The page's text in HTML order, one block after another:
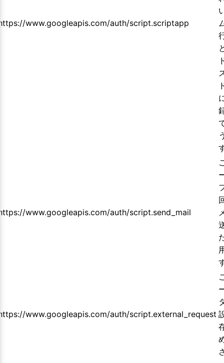
www.googleapis.com/auth/script.scriptapp
www.googleapis.com/auth/script.send_mail
www.googleapis.com/auth/script.external_request